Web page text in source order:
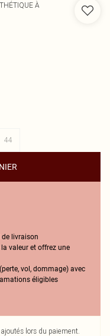
À
44
livraison
la valeur et offrez une
vol, dommage) avec
éligibles
lors du paiement.